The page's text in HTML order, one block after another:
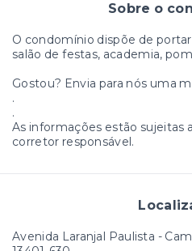
Sobre o
O condomínio dispõe de
salão de festas, academia,
Gostou? Envia para nós uma
.
.
As informações estão sujeitas
corretor responsável.
Avenida Laranjal Paulista -